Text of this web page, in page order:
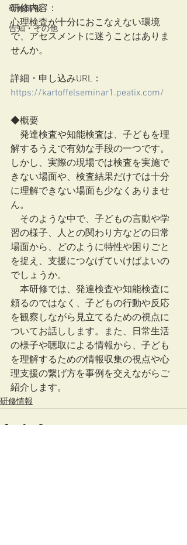
研修情報
告知・その他
研修内容：
心理検査が十分におこなえない環境
で、アセスメントに迷うことはありま
せんか。
詳細・申し込みURL：
https://kartoffelseminar1.peatix.com/
◆概要
発達検査や知能検査は、子どもを理
解するうえで有効な手段の一つです。
しかし、実際の現場では検査を実施で
きない場面や、検査結果だけでは十分
に理解できない場面も少なくありませ
ん。
そのような中で、子どもの言動や学
習の様子、人との関わり方などの日常
場面から、どのように特性や困りごと
を捉え、支援につなげていけばよいの
でしょうか。
本研修では、発達検査や知能検査に
頼るのではなく、子どもの行動や反応
を観察しながら見立てるための視点に
ついてお話しします。また、日常生活
の様子や聴取による情報から、子ども
を理解するための情報収集の視点や心
理支援の繋げ方を事例を交えながらご
紹介します。
研修情報